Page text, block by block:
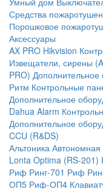
Средства
Порошковое
Аксессуары
AX PRO Hikvision
Извещатели, сирены
PRO) Дополнительное
Ритм Контрольные
Дополнительное
Dahua Alarm
Дополнительное
CCU (R&DS)
Альтоника Автономная
Lonta Optima (RS-201)
Риф Ринг-701 Риф
ОП5 Риф-ОП4